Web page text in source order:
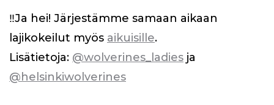
‼️Ja hei! Järjestämme samaan aikaan
lajikokeilut myös aikuisille.
Lisätietoja: @wolverines_ladies ja
@helsinkiwolverines